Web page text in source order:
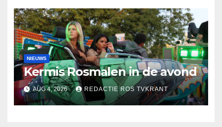
NIEUWS
Kermis Rosmalen in de avond
AUG 4, 2026 REDACTIE ROS TVKRANT